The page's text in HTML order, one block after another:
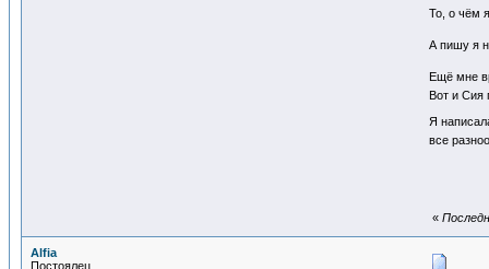
То, о чём
А пишу я
Ещё мне
Вот и Сия
Я
все
«
Alfia
Постоялец